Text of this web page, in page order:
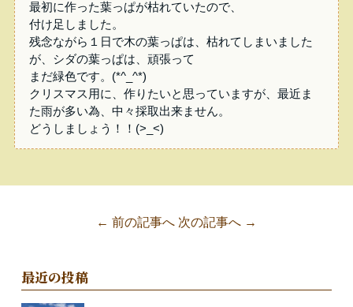
最近の投稿
最初に作った葉っぱが枯れていたので、
付け足しました。
残念ながら１日で木の葉っぱは、枯れてしまいました
が、シダの葉っぱは、頑張って
まだ緑色です。(*^_^*)
クリスマス用に、作りたいと思っていますが、最近ま
た雨が多い為、中々採取出来ません。
どうしましょう！！(>_<)
← 前の記事へ 次の記事へ →